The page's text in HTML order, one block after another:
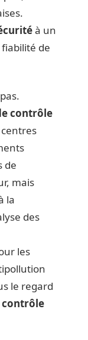
à un
de
contrôle
centres
de
mais
la
des
les
le regard
contrôle